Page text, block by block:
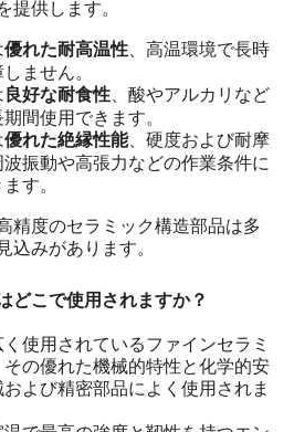
供します。
優れた耐高温性、高温環境で長時
ません。
良好な耐食性、酸やアルカリなど
間使用できます。
優れた絶縁性能、硬度および耐摩
振動や高張力などの作業条件に
す。
精度のセラミック構造部品は多
込みがあります。
どこで使用されますか？
使用されているファインセラミ
の優れた機械的特性と化学的安
よび精密部品によく使用されま